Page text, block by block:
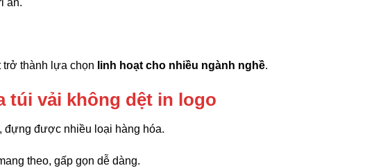
trở thành lựa chọn linh hoạt cho nhiều ngành nghề.
túi vải không dệt in logo
đựng được nhiều loại hàng hóa.
theo, gấp gọn dễ dàng.